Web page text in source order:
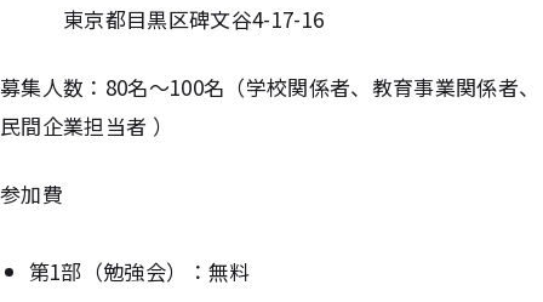
東京都目黒区碑文谷4-17-16
募集人数：80名〜100名（学校関係者、教育事業関係者、
民間企業担当者 ）
参加費
第1部（勉強会）：無料